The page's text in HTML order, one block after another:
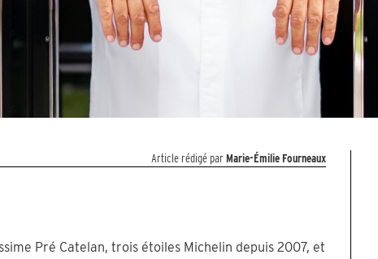
Article rédigé par Marie-Émilie Fourneaux
Pré Catelan, trois étoiles Michelin depuis 2007, et